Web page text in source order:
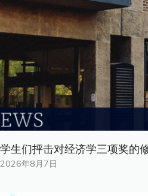
学生们抨击对经济学三项奖的
2026年8月7日